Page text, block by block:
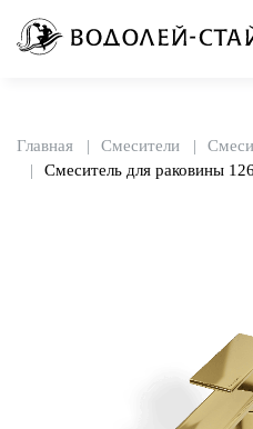
Главная Смесители
Смеситель для раковины